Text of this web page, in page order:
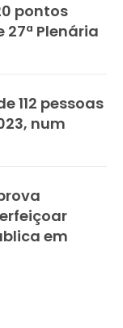
pontos
Plenária
112 pessoas
num
em